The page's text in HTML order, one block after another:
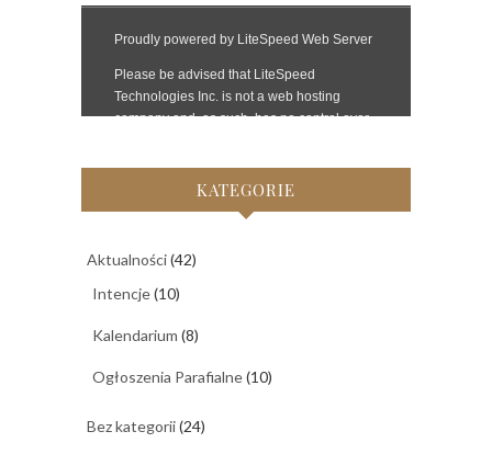
KATEGORIE
Aktualności(42)
Intencje(10)
Kalendarium (8)
Ogłoszenia Parafialne(10)
Bez kategorii(24)